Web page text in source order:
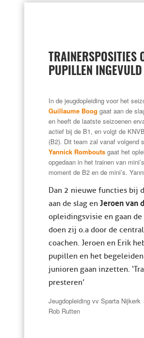
PUPILLEN INGEVULD
In de jeugdopleiding voor het
Guillaume Boog gaat aan de
en heeft de laatste seizoenen
actief bij de B1, en volgt de
(B2). Dit team zal vanaf volgend
Yannick Rombouts gaat het
opgedaan in het trainen van
moment de B2 en de mini’s.
Dan 2 nieuwe functies bij
aan de slag en Jeroen van
opleidingsvisie en gaan
doen zij o.a door de
coachen. Jeroen en Erik
pupillen en het
junioren gaan inzetten.
presteren’
Jeugdopleiding vv Sparta Nijkerk
Rob Rutten